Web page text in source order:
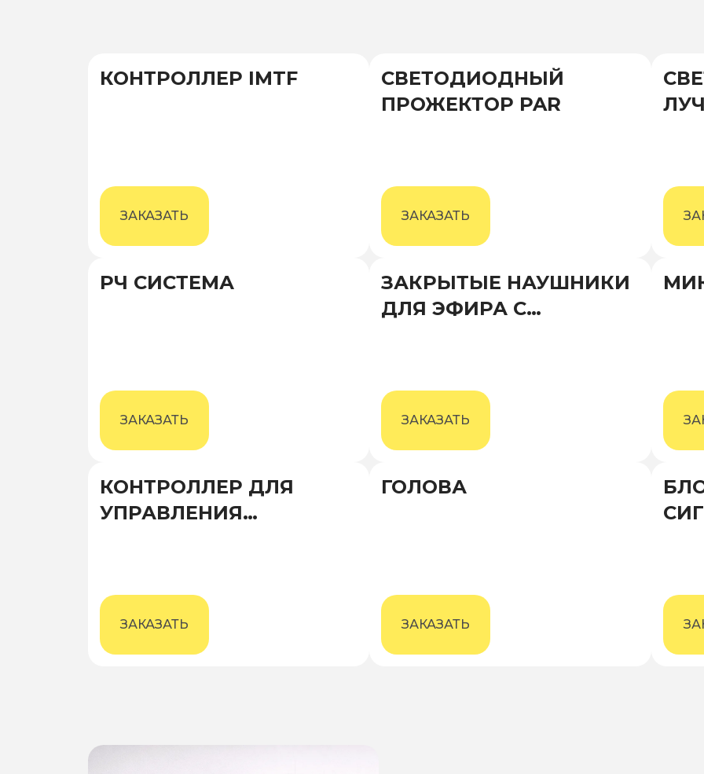
КОНТРОЛЛЕР IMTF
ЗАКАЗАТЬ
СВЕТОДИОДНЫЙ
ПРОЖЕКТОР PAR
ЗАКАЗАТЬ
РЧ СИСТЕМА
ЗАКАЗАТЬ
ЗАКРЫТЫЕ НАУШНИКИ
ДЛЯ ЭФИРА С
ЗАКАЗАТЬ
КОНТРОЛЛЕР ДЛЯ
УПРАВЛЕНИЯ
ЗАКАЗАТЬ
ГОЛОВА
ЗАКАЗАТЬ